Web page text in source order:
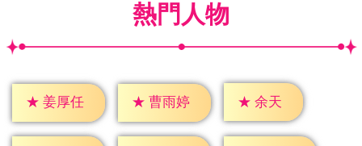
熱門人物
★ 姜厚任 ★ 曹雨婷 ★ 余天